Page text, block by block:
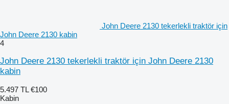
John Deere 2130 tekerlekli traktör için
John Deere 2130 kabin
4
John Deere 2130 tekerlekli traktör için John Deere 2130
kabin
5.497 TL €100
Kabin